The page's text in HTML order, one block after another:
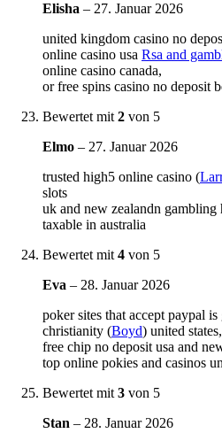
Elisha – 27. Januar 2026
united kingdom casino no
online casino usa Rsa and
online casino canada,
or free spins casino no deposit
Bewertet mit2 von 5
Elmo – 27. Januar 2026
trusted high5 online casino (
slots
uk and new zealandn
taxable in australia
Bewertet mit4 von 5
Eva – 28. Januar 2026
poker sites that accept paypal
christianity (Boyd) united states,
free chip no deposit usa and
top online pokies and casinos
Bewertet mit3 von 5
Stan – 28. Januar 2026